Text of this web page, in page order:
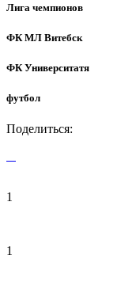
Лига чемпионов
ФК МЛ Витебск
ФК Университатя
футбол
Поделиться:
1
1